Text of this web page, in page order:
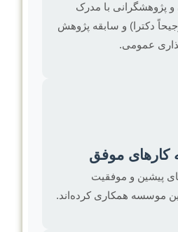
و پژوهشگرانی با مدرک
دکترا) و سابقه پژوهش
عمومی.
کارهای موفق
پیشین و موفقیت
موسسه همکاری کرده‌اند.